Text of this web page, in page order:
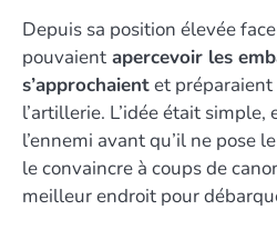
Depuis sa position élevée
pouvaient apercevoir les
s’approchaientet préparaient
l’artillerie. L’idée était
l’ennemi avant qu’il ne pose
le convaincre à coups de
meilleur endroit pour